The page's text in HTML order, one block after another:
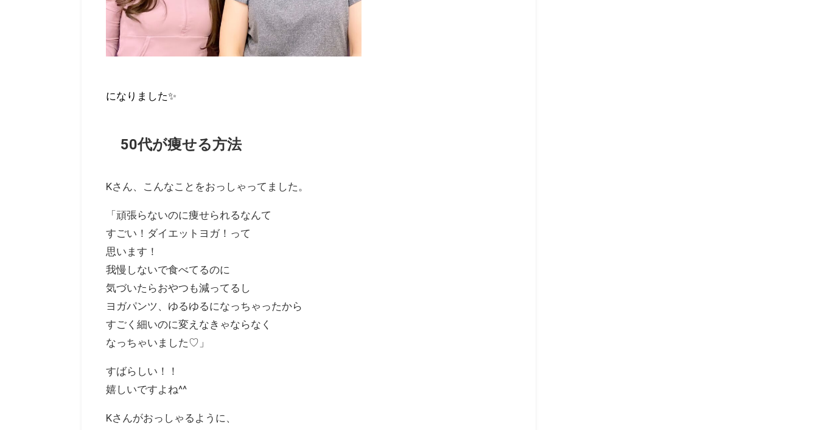
になりました✨
50代が痩せる方法
Kさん、こんなことをおっしゃってました。
「頑張らないのに痩せられるなんて
すごい！ダイエットヨガ！って
思います！
我慢しないで食べてるのに
気づいたらおやつも減ってるし
ヨガパンツ、ゆるゆるになっちゃったから
すごく細いのに変えなきゃならなく
なっちゃいました♡」
すばらしい！！
嬉しいですよね^^
Kさんがおっしゃるように、